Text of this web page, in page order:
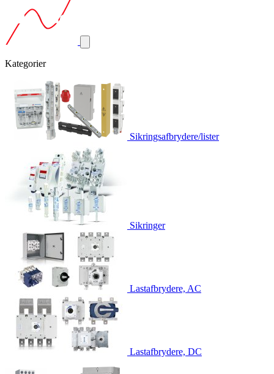
Kategorier
Sikringsafbrydere/lister
Sikringer
Lastafbrydere, AC
Lastafbrydere, DC